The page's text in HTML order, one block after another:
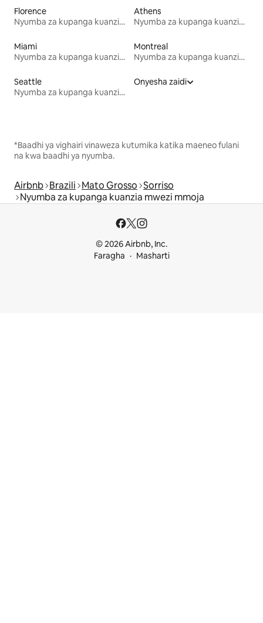
Florence
Nyumba za kupanga kuanzia mwezi mmoja
Athens
Nyumba za kupanga kuanzia mwezi mmoja
Miami
Nyumba za kupanga kuanzia mwezi mmoja
Montreal
Nyumba za kupanga kuanzia mwezi mmoja
Seattle
Nyumba za kupanga kuanzia mwezi mmoja
Onyesha zaidi
*Baadhi ya vighairi vinaweza kutumika katika maeneo fulani
na kwa baadhi ya nyumba.
Airbnb Brazili Mato Grosso Sorriso
Nyumba za kupanga kuanzia mwezi mmoja
© 2026 Airbnb, Inc.
Faragha
Masharti